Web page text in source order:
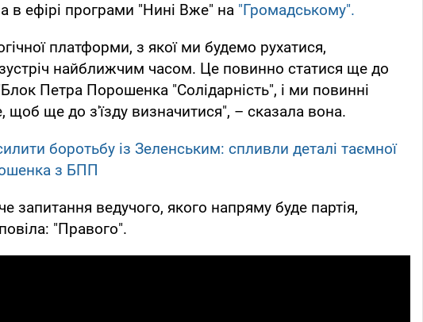
в ефірі програми "Нині Вже" на "Громадському".
платформи, з якої ми будемо рухатися,
зустріч найближчим часом. Це повинно статися ще до
"Блок Петра Порошенка "Солідарність", і ми повинні
щоб ще до з'їзду визначитися", – сказала вона.
боротьбу із Зеленським: спливли деталі таємної
з БПП
запитання ведучого, якого напряму буде партія,
"Правого".